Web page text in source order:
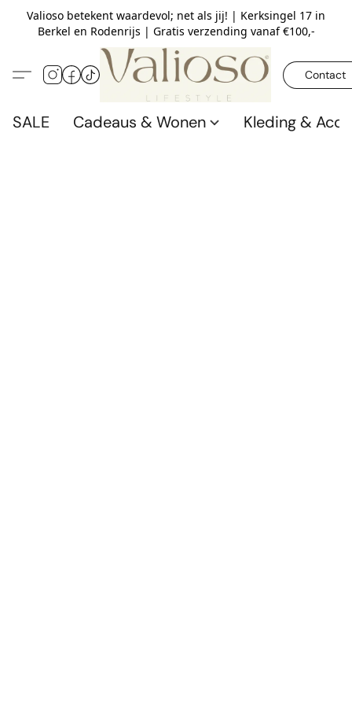
Valioso betekent waardevol; net als jij! | Kerksingel 17 in
Berkel en Rodenrijs | Gratis verzending vanaf €100,-
Contact
SALE Cadeaus & Wonen Kleding &